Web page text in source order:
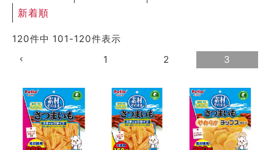
ACCOUNT MENU
ようこそ ゲスト 様
新規会員登録
新着順
120件中 101 -120件表示
1
2 3